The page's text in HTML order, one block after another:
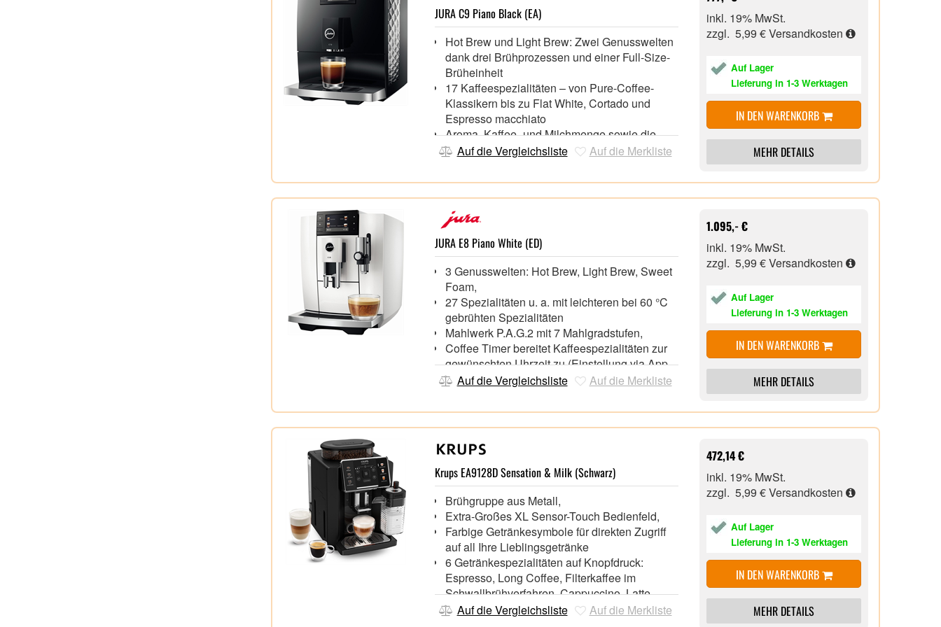
JURA C9 Piano Black (EA)
Hot Brew und Light Brew: Zwei Genusswelten
dank drei Brühprozessen und einer Full-Size-
Brüheinheit
17 Kaffeespezialitäten – von Pure-Coffee-
Klassikern bis zu Flat White, Cortado und
Espresso macchiato
Aroma, Kaffee- und Milchmenge sowie die
Temperatur individuell einstell- und
Benutzerfreundliche und intuitive Navigation
dank 2,8"-Tasten-Farbdisplay
Auf die Vergleichsliste Auf die Merkliste
inkl. 19% MwSt.
zzgl. 5,99 €Versandkosten
Auf Lager
Lieferung in 1-3 Werktagen
IN DEN WARENKORB
MEHR DETAILS
JURA E8 Piano White (ED)
3 Genusswelten: Hot Brew, Light Brew, Sweet
Foam,
27 Spezialitäten u. a. mit leichteren bei 60 °C
gebrühten Spezialitäten
Mahlwerk P.A.G.2 mit 7 Mahlgradstufen,
Coffee Timer bereitet Kaffeespezialitäten zur
gewünschten Uhrzeit zu (Einstellung via App
J.O.E.®)
Assistant (z. B. werden der Tresterbehälter und
die Restwasserschale nicht innerhalb von 48h
geleert, erfolgt ein Hinweis auf dem Display.)
Auf die Vergleichsliste Auf die Merkliste
1.095,- €
inkl. 19% MwSt.
zzgl. 5,99 €Versandkosten
Auf Lager
Lieferung in 1-3 Werktagen
IN DEN WARENKORB
MEHR DETAILS
Krups EA9128D Sensation & Milk (Schwarz)
Brühgruppe aus Metall,
Extra-Großes XL Sensor-Touch Bedienfeld,
Farbige Getränkesymbole für direkten Zugriff
auf all Ihre Lieblingsgetränke
6 Getränkespezialitäten auf Knopfdruck:
Espresso, Long Coffee, Filterkaffee im
Schwallbrühverfahren, Cappuccino, Latte
Macchiato und Caffé Latte
Auf die Vergleichsliste Auf die Merkliste
472,14 €
inkl. 19% MwSt.
zzgl. 5,99 €Versandkosten
Auf Lager
Lieferung in 1-3 Werktagen
IN DEN WARENKORB
MEHR DETAILS